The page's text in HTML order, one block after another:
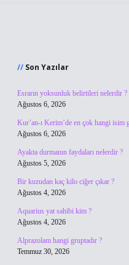
Son Yazılar
Esrarın yoksunluk belirtileri nelerdir ?
Ağustos 6, 2026
Kur’an-ı Kerim’de en çok hangi isim
Ağustos 6, 2026
Ayakta durmanın faydaları nelerdir ?
Ağustos 5, 2026
Bir kuzudan kaç kilo ciğer çıkar ?
Ağustos 4, 2026
Aquarius yat sahibi kim ?
Ağustos 4, 2026
Alprazolam hangi gruptadır ?
Temmuz 30, 2026